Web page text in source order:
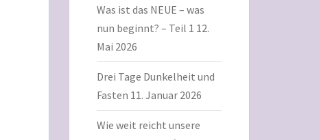
Was ist das NEUE – was
nun beginnt? – Teil 1 12.
Mai 2026
Drei Tage Dunkelheit und
Fasten 11. Januar 2026
Wie weit reicht unsere